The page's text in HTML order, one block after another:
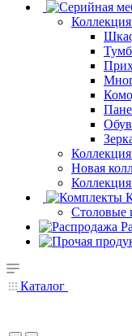
Новая
Столовые
Каталог